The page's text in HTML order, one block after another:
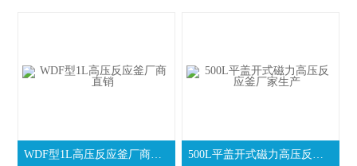
WDF型1L高压反应釜厂商直销 500L平盖开式磁力高压反应釜厂家生产